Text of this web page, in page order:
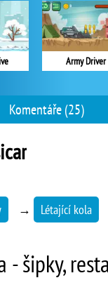
Army Driver
Komentáře (25)
→ Létající kola
šipky,